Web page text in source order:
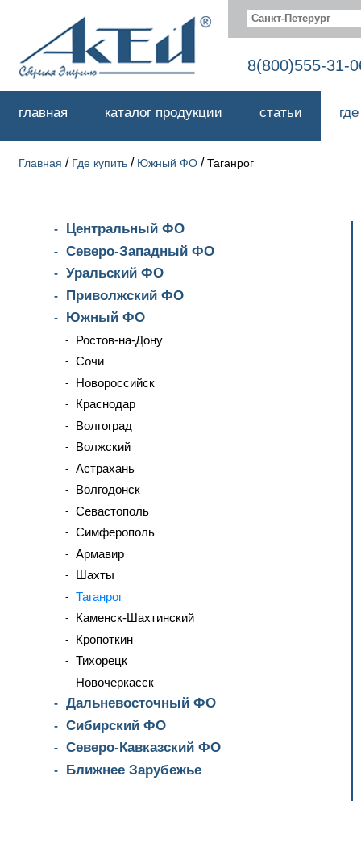
Санкт-Петерург
8(800)555-31-
главная каталог продукции статьи
Главная / Где купить / Южный ФО /Таганрог
Центральный ФО
Северо-Западный ФО
Уральский ФО
Приволжский ФО
Южный ФО
Ростов-на-Дону
Сочи
Новороссийск
Краснодар
Волгоград
Волжский
Астрахань
Волгодонск
Севастополь
Симферополь
Армавир
Шахты
Таганрог
Каменск-Шахтинский
Кропоткин
Тихорецк
Новочеркасск
Дальневосточный ФО
Сибирский ФО
Северо-Кавказский ФО
Ближнее Зарубежье